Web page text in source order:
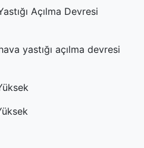
Açılma Devresi
yastığı açılma devresi